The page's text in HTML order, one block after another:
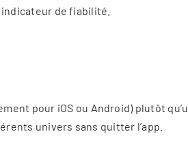
de fiabilité.
pour iOS ou Android) plutôt
univers sans quitter l’app.